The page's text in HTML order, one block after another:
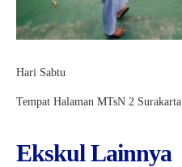
Hari Sabtu
Tempat Halaman MTsN 2 Surakarta
Ekskul Lainnya